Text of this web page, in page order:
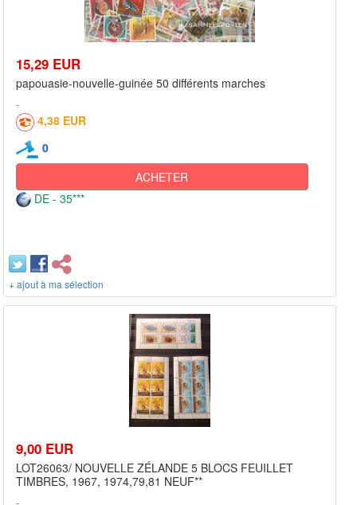
15,29 EUR
papouasie-nouvelle-guinée 50 différents marches
4,38 EUR
0
ACHETER
DE - 35***
+ ajout à ma sélection
9,00 EUR
LOT26063/ NOUVELLE ZÉLANDE 5 BLOCS FEUILLET
TIMBRES, 1967, 1974,79,81 NEUF**